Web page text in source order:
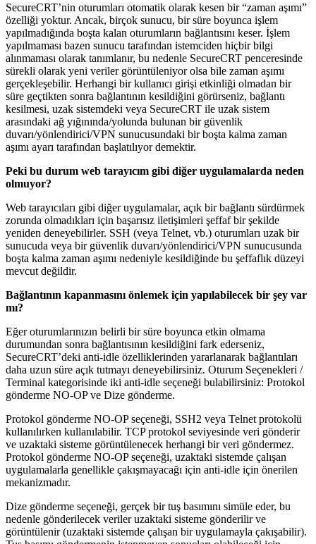
SecureCRT’nin oturumları otomatik olarak kesen bir “zaman aşımı”
özelliği yoktur. Ancak, birçok sunucu, bir süre boyunca işlem
yapılmadığında boşta kalan oturumların bağlantısını keser. İşlem
yapılmaması bazen sunucu tarafından istemciden hiçbir bilgi
alınmaması olarak tanımlanır, bu nedenle SecureCRT penceresinde
sürekli olarak yeni veriler görüntüleniyor olsa bile zaman aşımı
gerçekleşebilir. Herhangi bir kullanıcı girişi etkinliği olmadan bir
süre geçtikten sonra bağlantının kesildiğini görürseniz, bağlantı
kesilmesi, uzak sistemdeki veya SecureCRT ile uzak sistem
arasındaki ağ yığınında/yolunda bulunan bir güvenlik
duvarı/yönlendirici/VPN sunucusundaki bir boşta kalma zaman
aşımı ayarı tarafından başlatılıyor demektir.
Peki bu durum web tarayıcım gibi diğer uygulamalarda neden
olmuyor?
Web tarayıcıları gibi diğer uygulamalar, açık bir bağlantı sürdürmek
zorunda olmadıkları için başarısız iletişimleri şeffaf bir şekilde
yeniden deneyebilirler. SSH (veya Telnet, vb.) oturumları uzak bir
sunucuda veya bir güvenlik duvarı/yönlendirici/VPN sunucusunda
boşta kalma zaman aşımı nedeniyle kesildiğinde bu şeffaflık düzeyi
mevcut değildir.
Bağlantının kapanmasını önlemek için yapılabilecek bir şey var
mı?
Eğer oturumlarınızın belirli bir süre boyunca etkin olmama
durumundan sonra bağlantısının kesildiğini fark ederseniz,
SecureCRT’deki anti-idle özelliklerinden yararlanarak bağlantıları
daha uzun süre açık tutmayı deneyebilirsiniz. Oturum Seçenekleri /
Terminal kategorisinde iki anti-idle seçeneği bulabilirsiniz: Protokol
gönderme NO-OP ve Dize gönderme.
Protokol gönderme NO-OP seçeneği, SSH2 veya Telnet protokolü
kullanılırken kullanılabilir. TCP protokol seviyesinde veri gönderir
ve uzaktaki sisteme görüntülenecek herhangi bir veri göndermez.
Protokol gönderme NO-OP seçeneği, uzaktaki sistemde çalışan
uygulamalarla genellikle çakışmayacağı için anti-idle için önerilen
mekanizmadır.
Dize gönderme seçeneği, gerçek bir tuş basımını simüle eder, bu
nedenle gönderilecek veriler uzaktaki sisteme gönderilir ve
görüntülenir (uzaktaki sistemde çalışan bir uygulamayla çakışabilir).